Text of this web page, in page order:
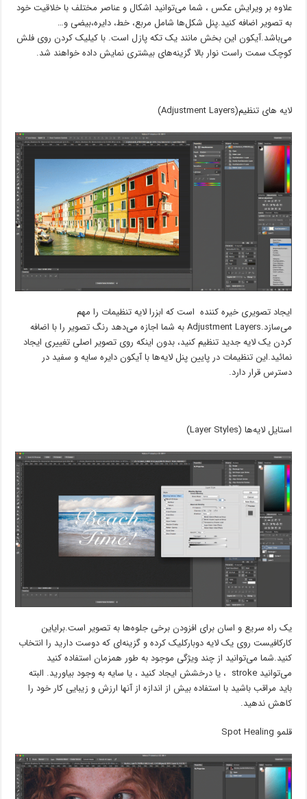
علاوه بر ویرایش عکس ، شما می‌توانید اشکال و عناصر مختلف با خلاقیت خود
به تصویر اضافه کنید.پنل شکل‌ها شامل مربع، خط، دایره،بیضی و…
می‌باشد.آیکون این بخش مانند یک تکه پازل است. با کیلیک کردن روی فلش
کوچک سمت راست نوار بالا گزینه‌های بیشتری نمایش داده خواهند شد.
لایه های تنظیم(Adjustment Layers)
ایجاد تصویری خیره کننده است که ابزرا لایه تنظیمات را مهم
می‌سازد.Adjustment Layers به شما اجازه می‌دهد رنگ تصویر را با اضافه
کردن یک لایه جدید تنظیم کنید، بدون اینکه روی تصویر اصلی تغییری ایجاد
نمائید.این تنظیمات در پایین پنل لایه‌ها با آیکون دایره سایه و سفید در
دسترس قرار دارد.
استایل لایه‌ها (Layer Styles)
یک راه سریع و اسان برای افزودن برخی جلوه‌ها به تصویر است.برایاین
کارکافیست روی یک لایه دوبارکلیک کرده و گزینه‌ای که دوست دارید را انتخاب
کنید.شما می‌توانید از چند ویژگی موجود به طور همزمان استفاده کنید
می‌توانید stroke ، یا درخشش ایجاد کنید ، یا سایه به وجود بیاورید. البته
باید مراقب باشید با استفاده بیش از اندازه از آنها ارزش و زیبایی کار خود را
کاهش ندهید.
قلمو Spot Healing